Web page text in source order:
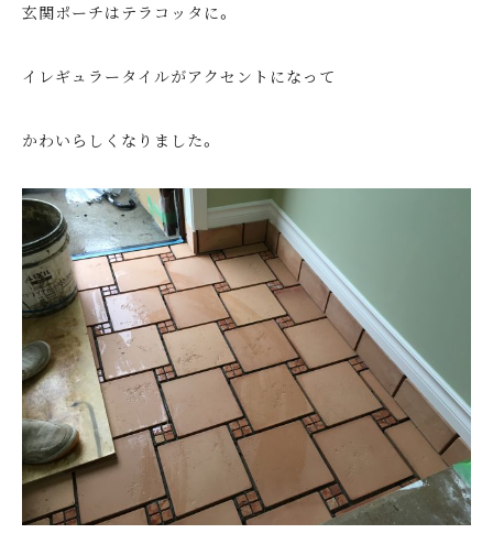
玄関ポーチはテラコッタに。
イレギュラータイルがアクセントになって
かわいらしくなりました。